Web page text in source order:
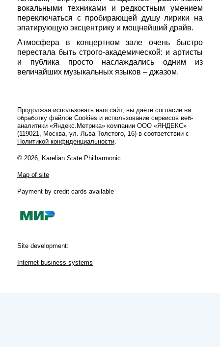
вокальными техниками и редкостным умением
переключаться с пробирающей душу лирики на
эпатирующую эксцентрику и мощнейший драйв.
Атмосфера в концертном зале очень быстро
перестала быть строго-академической: и артисты
и публика просто наслаждались одним из
величайших музыкальных языков – джазом.
Продолжая использовать наш сайт, вы даёте согласие на
обработку файлов Cookies и использование сервисов веб-
аналитики «Яндекс.Метрика» компании ООО «ЯНДЕКС»
(119021, Москва, ул. Льва Толстого, 16) в соответствии с
Политикой конфиденциальности.
© 2026, Karelian State Philharmonic
Map of site
Payment by credit cards available
Site development:
Internet business systems